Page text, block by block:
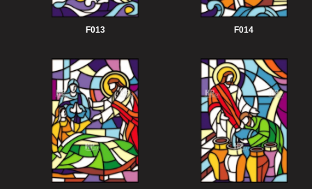
F013 F014